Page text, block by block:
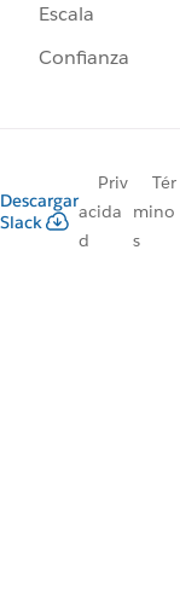
Escala
Confianza
Descargar
Slack
Priv
acida
d
Tér
mino
s